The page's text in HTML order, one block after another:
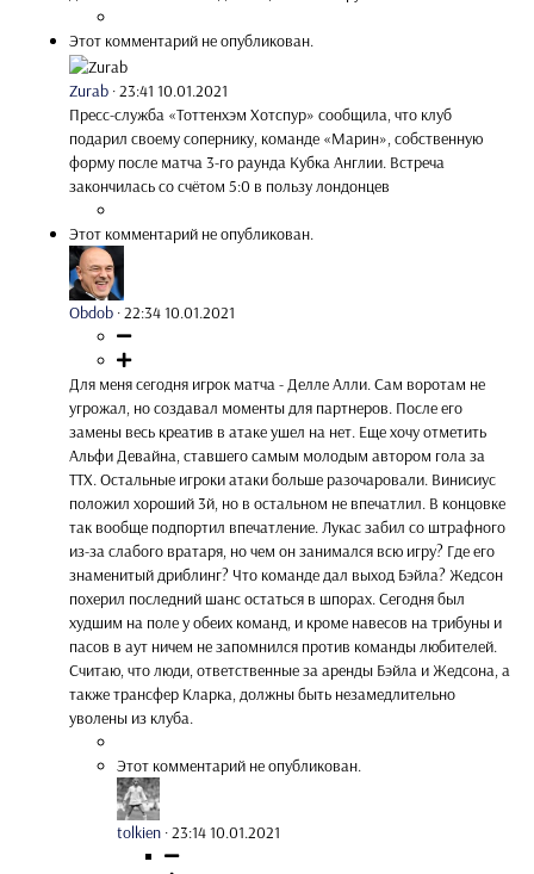
Этот комментарий не опубликован.
Zurab ·23:41 10.01.2021
Пресс-служба «Тоттенхэм Хотспур» сообщила, что клуб
подарил своему сопернику, команде «Марин», собственную
форму после матча 3-го раунда Кубка Англии. Встреча
закончилась со счётом 5:0 в пользу лондонцев
Этот комментарий не опубликован.
Obdob ·22:34 10.01.2021
Для меня сегодня игрок матча - Делле Алли. Сам воротам не
угрожал, но создавал моменты для партнеров. После его
замены весь креатив в атаке ушел на нет. Еще хочу отметить
Альфи Девайна, ставшего самым молодым автором гола за
ТТХ. Остальные игроки атаки больше разочаровали. Винисиус
положил хороший 3й, но в остальном не впечатлил. В концовке
так вообще подпортил впечатление. Лукас забил со штрафного
из-за слабого вратаря, но чем он занимался всю игру? Где его
знаменитый дриблинг? Что команде дал выход Бэйла? Жедсон
похерил последний шанс остаться в шпорах. Сегодня был
худшим на поле у обеих команд, и кроме навесов на трибуны и
пасов в аут ничем не запомнился против команды любителей.
Считаю, что люди, ответственные за аренды Бэйла и Жедсона, а
также трансфер Кларка, должны быть незамедлительно
уволены из клуба.
Этот комментарий не опубликован.
tolkien ·23:14 10.01.2021